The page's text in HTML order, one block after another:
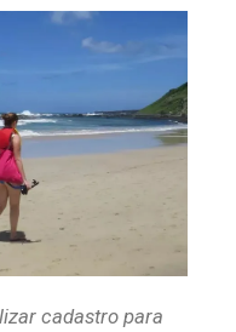
cadastro para